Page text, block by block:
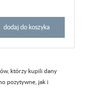
dodaj do koszyka
którzy kupili dany
pozytywne, jak i